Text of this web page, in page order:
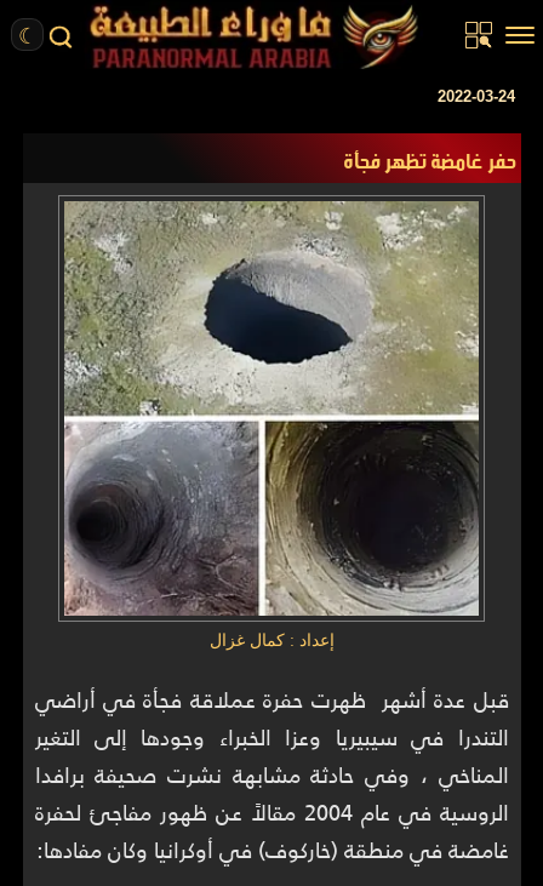
☾
الرئيسية
قصص واقعية
تحقيقات
ركن الخيال
عن الموقع
ENGLISH
2022-03-24
حفر غامضة تظهر فجأة
إعداد : كمال غزال
قبل عدة أشهر ظهرت حفرة عملاقة فجأة في أراضي
التندرا في سيبيريا وعزا الخبراء وجودها إلى التغير
المناخي ، وفي حادثة مشابهة نشرت صحيفة برافدا
الروسية في عام 2004 مقالاً عن ظهور مفاجئ لحفرة
غامضة في منطقة (خاركوف) في أوكرانيا وكان مفادها: